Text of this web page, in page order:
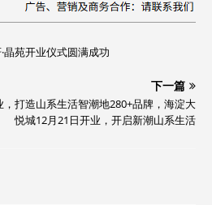
晶苑开业仪式圆满成功
下一篇
打造山系生活智潮地280+品牌，海淀大
悦城12月21日开业，开启新潮山系生活